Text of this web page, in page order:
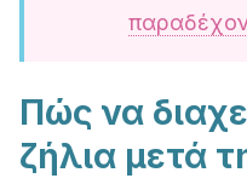
Πώς να
ζήλια μετά